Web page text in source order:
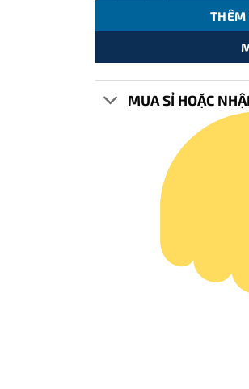
THÊM
MUA SỈ HOẶC